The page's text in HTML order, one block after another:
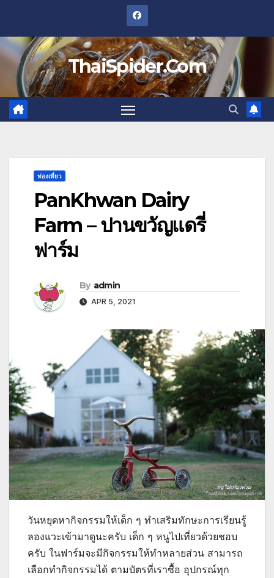
content
ThaiSpider.Com
ท่องเที่ยว
PanKhwan Dairy
Farm – ปานขวัญแดรี่
ฟาร์ม
By admin
APR 5, 2021
วันหยุดหากิจกรรมให้เด็ก ๆ ทำเสริมทักษะการเรียนรู้
ลองแวะเข้ามาดูนะครับ เด็ก ๆ หนูไปเที่ยวด้วยชอบ
ครับ ในฟาร์มจะมีกิจกรรมให้ทำหลายส่วน สามารถ
เลือกทำกิจกรรมได้ ตามบัตรที่เราซื้อ อุปกรณ์ทุก